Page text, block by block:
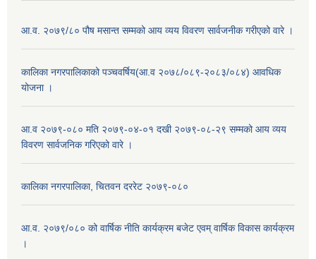
आ.व. २०७९/८० पौष मसान्त सम्मको आय व्यय विवरण सार्वजनीक गरीएको वारे ।
कालिका नगरपालिकाको पञ्चवर्षिय(आ.व २०७८/०८९-२०८३/०८४) आवधिक
योजना ।
आ.व २०७९-०८० मति २०७९-०४-०१ दखी २०७९-०८-२९ सम्मको आय व्यय
विवरण सार्वजनिक गरिएको वारे ।
कालिका नगरपालिका, चितवन दररेट २०७९-०८०
आ.व. २०७९/०८० को वार्षिक नीति कार्यक्रम बजेट एवम् वार्षिक विकास कार्यक्रम
।